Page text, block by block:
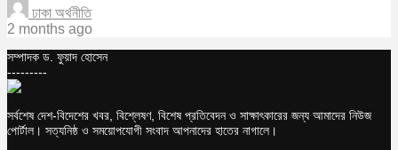
ঢাকা অর্থনীতি
2 months ago
সম্পাদক ড. ফুয়াদ হোসেন
---------
সর্বশেষ দেশ-বিদেশের খবর, বিশ্লেষণ, বিশেষ প্রতিবেদন ও সাক্ষাৎকারের জন্য আমাদের নিউজ
পোর্টাল। সত্যনিষ্ঠ ও সময়োপযোগী সংবাদ আপনাদের হাতের নাগালে।